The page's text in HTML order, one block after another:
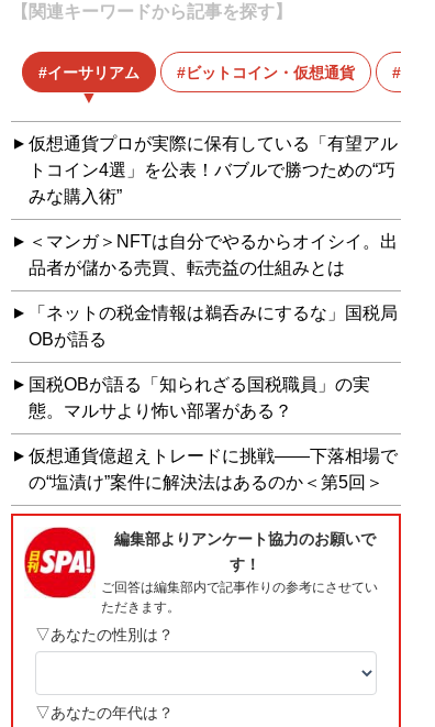
【関連キーワードから記事を探す】
イーサリアム ビットコイン・仮想通貨
仮想通貨プロが実際に保有している「有望アル
トコイン4選」を公表！バブルで勝つための“巧
みな購入術”
＜マンガ＞NFTは自分でやるからオイシイ。出
品者が儲かる売買、転売益の仕組みとは
「ネットの税金情報は鵜呑みにするな」国税局
OBが語る
国税OBが語る「知られざる国税職員」の実
態。マルサより怖い部署がある？
仮想通貨億超えトレードに挑戦――下落相場で
の“塩漬け”案件に解決法はあるのか＜第5回＞